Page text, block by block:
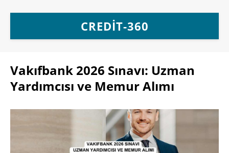
CREDIT-360
Vakıfbank 2026 Sınavı: Uzman
Yardımcısı ve Memur Alımı